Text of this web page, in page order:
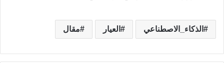
الذكاء_الاصطناعي العيار مقال